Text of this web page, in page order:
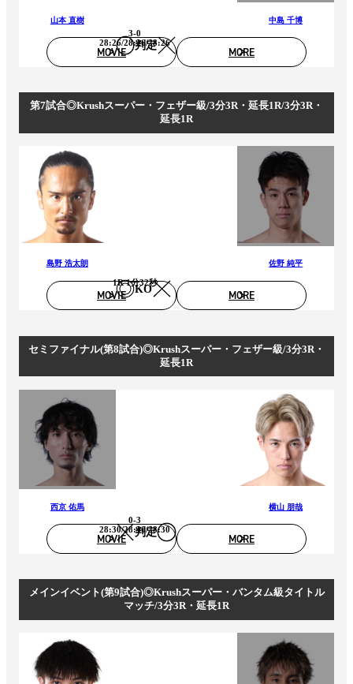
山本 直樹
判定
3-0
28:26/28:26/28:26
中島 千博
MOVIE MORE
第7試合◎Krushスーパー・フェザー級/3分3R・延長1R/3分3R・
延長1R
島野 浩太朗
KO
1R 1分32秒
佐野 純平
MOVIE MORE
セミファイナル(第8試合)◎Krushスーパー・フェザー級/3分3R・
延長1R
西京 佑馬
判定
0-3
28:30/28:30/28:30
横山 朋哉
MOVIE MORE
メインイベント(第9試合)◎Krushスーパー・バンタム級タイトル
マッチ/3分3R・延長1R